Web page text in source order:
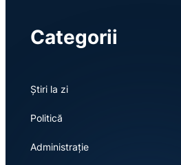
Categorii
Știri la zi
Politică
Administrație